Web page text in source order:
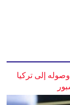
إلى تركيا